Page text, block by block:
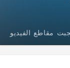
مقاطع الفيديو